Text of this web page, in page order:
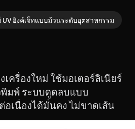
UV อิงค์เจ็ทแบบม้วนระดับอุตสาหกรรม
ครื่องใหม่ ใช้มอเตอร์ลิเนียร์
มพ์ ระบบดูดลบแบบ
เนื่องได้มั่นคง ไม่ขาดเส้น